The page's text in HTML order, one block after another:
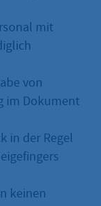
mit
von
im Dokument
in der Regel
keinen